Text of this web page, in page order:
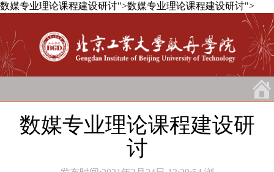
数媒专业理论课程建设研讨">数媒专业理论课程建设研讨">
数媒专业理论课程建设研
讨